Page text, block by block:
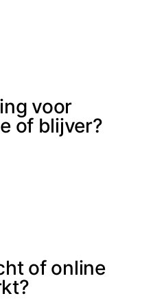
voor
of blijver?
of online